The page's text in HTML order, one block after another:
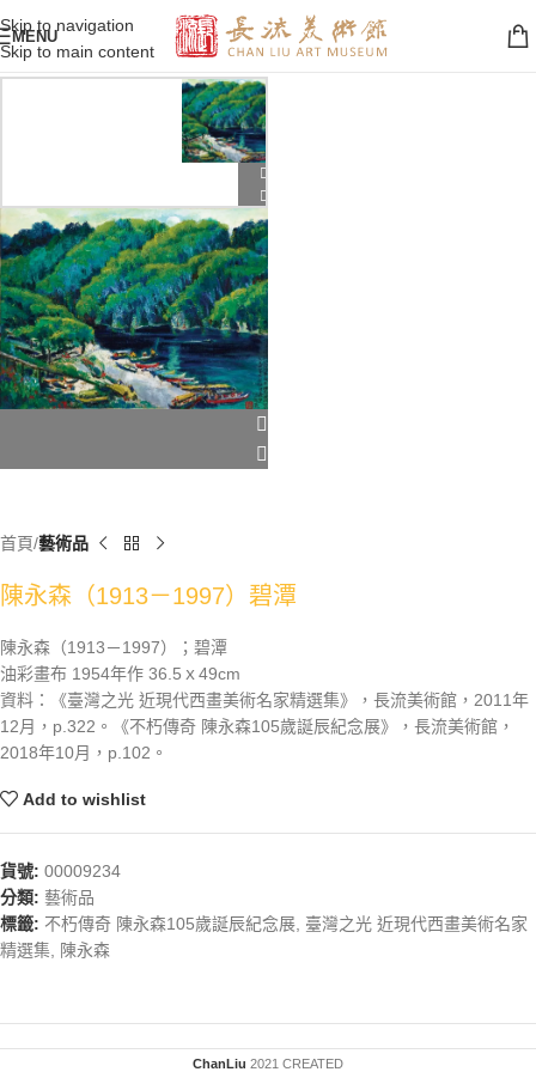
Skip to navigation
Skip to main content
MENU
首頁 藝術品
陳永森（1913－1997）碧潭
陳永森（1913－1997）；碧潭
油彩畫布 1954年作 36.5ｘ49cm
資料：《臺灣之光 近現代西畫美術名家精選集》，長流美術館，2011年
12月，p.322。《不朽傳奇 陳永森105歲誕辰紀念展》，長流美術館，
2018年10月，p.102。
Add to wishlist
貨號: 00009234
分類: 藝術品
標籤: 不朽傳奇 陳永森105歲誕辰紀念展 臺灣之光 近現代西畫美術名家
精選集
陳永森
ChanLiu 2021 CREATED